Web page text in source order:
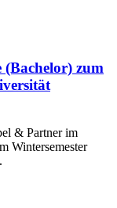
(Bachelor) zum
& Partner im
Wintersemester